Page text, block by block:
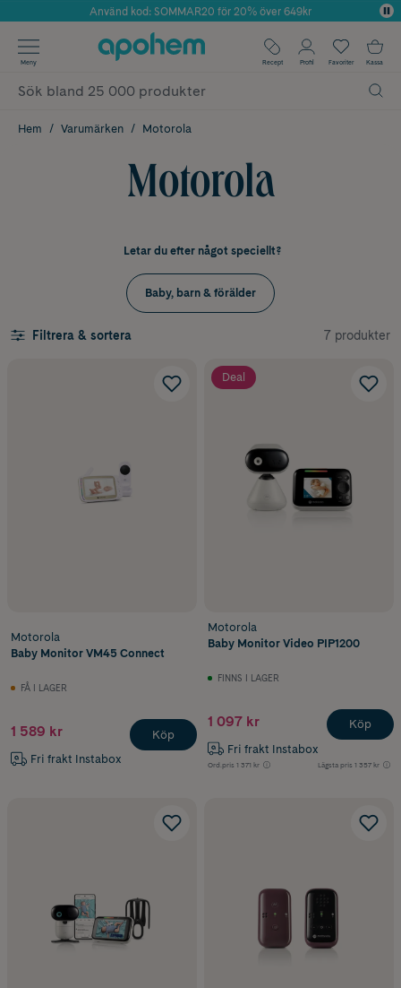
Årets Butik 2025 inom Skönhet
Använd kod: SOMMAR20 för 20% över 649kr
✓ Fri frakt
✓ Poäng på alla köp*
Meny Recept Profil Favoriter Kassa
Hem Varumärken Motorola
Motorola
Letar du efter något speciellt?
Baby, barn & förälder
Filtrera & sortera 7 produkter
Motorola
Baby Monitor VM45 Connect
FÅ I LAGER
1 589 kr
Fri frakt Instabox
Köp
Deal
Motorola
Baby Monitor Video PIP1200
FINNS I LAGER
1 097 kr
Fri frakt Instabox
Ord.pris 1 371 kr Lägsta pris 1 357 kr
Köp